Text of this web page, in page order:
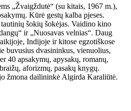
„Žvaigždutė“ (su kitais, 1967 m.),
Kūrė gestų kalba pjeses.
šokių šokėjas. Vaidino kino
ir „Nuosavas velnias“. Daug
Indijoje ir kitose egzotiškose
buvusius dvasininkus, vienuolius,
40 apsakymų, apysakų, romanų,
aforizmų, pasakų knygų.
žmona dailininkė Algirda Karaliūtė.